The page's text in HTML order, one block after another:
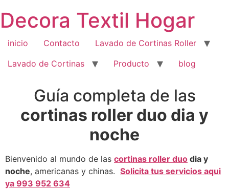
al
contenido
Decora Textil Hogar
inicio Contacto
Lavado de Cortinas Roller
Lavado de Cortinas
Producto blog
Guía completa de las
cortinas roller duo dia y
noche
Bienvenido al mundo de las cortinas roller duo dia y
noche, americanas y chinas. Solicita tus servicios aqui
ya 993 952 634